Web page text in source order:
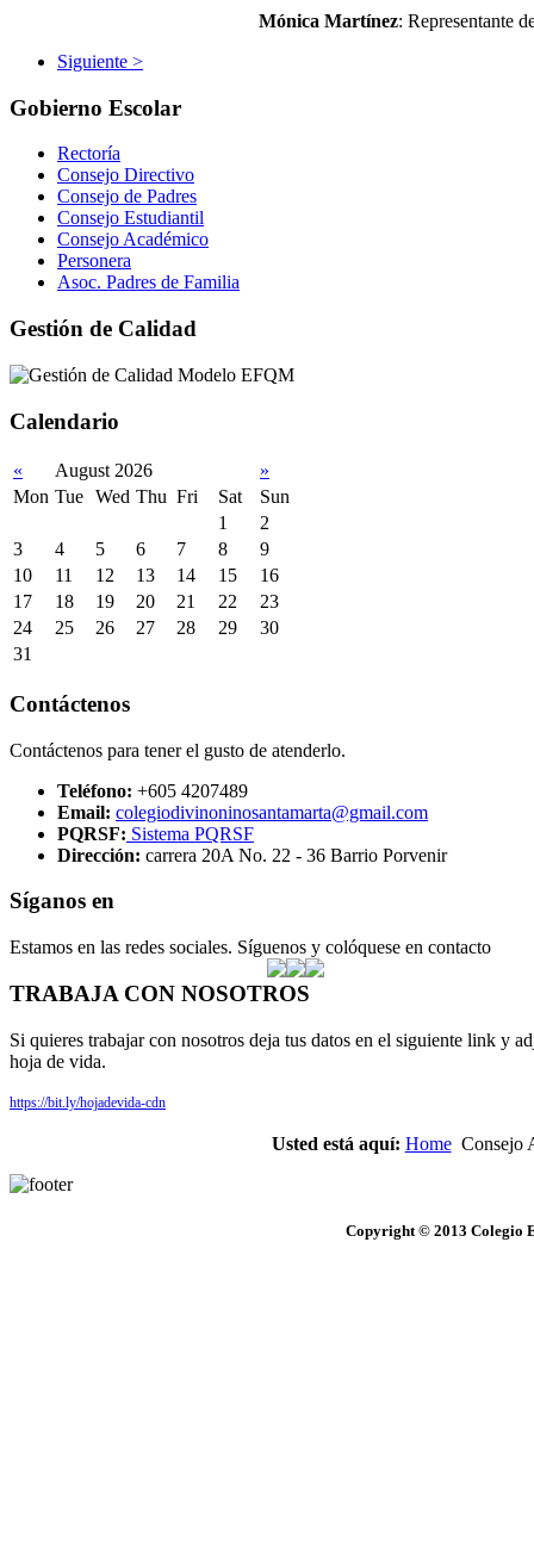
Mónica Martínez: Representante
Siguiente >
Gobierno Escolar
Rectoría
Consejo Directivo
Consejo de Padres
Consejo Estudiantil
Consejo Académico
Personera
Asoc. Padres de Familia
Gestión de Calidad
Calendario
« August 2026
»
Mon Tue Wed Thu Fri Sat
Sun
1
2
3
4 5 6 7 8
9
10
11 12 13 14 15
16
17
18 19 20 21 22
23
24
25 26 27 28 29
30
31
Contáctenos
Contáctenos para tener el gusto de atenderlo.
Teléfono: +605 4207489
Email: colegiodivinoninosantamarta@gmail.com
PQRSF: Sistema PQRSF
Dirección: carrera 20A No. 22 - 36 Barrio Porvenir
Síganos en
Estamos en las redes sociales. Síguenos y colóquese en contacto
TRABAJA CON NOSOTROS
Si quieres trabajar con nosotros deja tus datos en el siguiente link y
hoja de vida.
https://bit.ly/hojadevida-cdn
Usted está aquí: Home Consejo
Copyright © 2013 Colegio